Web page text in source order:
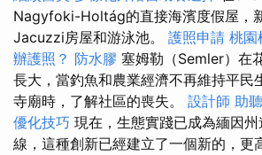
Nagyfoki-Holtág的直接海濱度假屋，
Jacuzzi房屋和游泳池。 護照申請 桃園
辦護照？ 防水膠 塞姆勒（Semler）在
長大，當釣魚和農業經濟不再維持平民
寺廟時，了解社區的喪失。 設計師 助
優化技巧 現在，生態實踐已成為緬因
線，這種創新已經建立了一個新的，更